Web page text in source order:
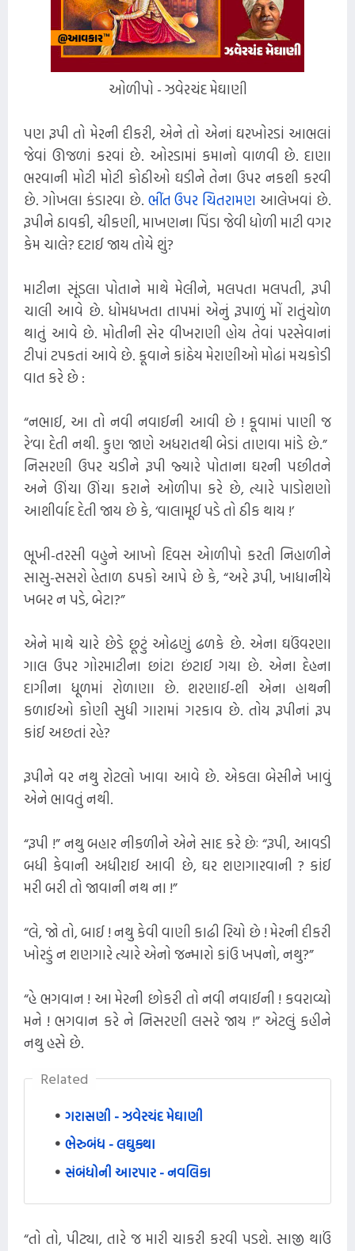
ઓળીપો - ઝવેરચંદ મેઘાણી
પણ રૂપી તો મેરની દીકરી, એને તો એનાં ઘરખોરડાં આભલાં
જેવાં ઊજળાં કરવાં છે. ઓરડામાં કમાનો વાળવી છે. દાણા
ભરવાની મોટી મોટી કોઠીઓ ઘડીને તેના ઉપર નકશી કરવી
છે. ગોખલા કંડારવા છે. ભીંત ઉપર ચિતરામણ આલેખવાં છે.
રૂપીને ઠાવકી, ચીકણી, માખણના પિંડા જેવી ધોળી માટી વગર
કેમ ચાલે? દટાઈ જાય તોયે શું?
માટીના સૂંડલા પોતાને માથે મેલીને, મલપતા મલપતી, રૂપી
ચાલી આવે છે. ધોમધખતા તાપમાં એનું રૂપાળું મોં રાતુંચોળ
થાતું આવે છે. મોતીની સેર વીખરાણી હોય તેવાં પરસેવાનાં
ટીપાં ટપકતાં આવે છે. કૂવાને કાંઠેય મેરાણીઓ મોઢાં મચકોડી
વાત કરે છે :
“નભાઈ, આ તો નવી નવાઈની આવી છે ! કૂવામાં પાણી જ
રે’વા દેતી નથી. કુણ જાણે અધરાતથી બેડાં તાણવા માંડે છે.” ​
નિસરણી ઉપર ચડીને રૂપી જ્યારે પોતાના ઘરની પછીતને
અને ઊંચા ઊંચા કરાને ઓળીપા કરે છે, ત્યારે પાડોશણો
આશીર્વાદ દેતી જાય છે કે, ‘વાલામૂઈ પડે તો ઠીક થાય !’
ભૂખી-તરસી વહુને આખો દિવસ એાળીપો કરતી નિહાળીને
સાસુ-સસરો હેતાળ ઠપકો આપે છે કે, “અરે રૂપી, ખાધાનીયે
ખબર ન પડે, બેટા?”
એને માથે ચારે છેડે છૂટું ઓઢણું ઢળકે છે. એના ઘઉંવરણા
ગાલ ઉપર ગોરમાટીના છાંટા છંટાઈ ગયા છે. એના દેહના
દાગીના ધૂળમાં રોળાણા છે. શરણાઈ-શી એના હાથની
કળાઈઓ કોણી સુધી ગારામાં ગરકાવ છે. તોય રૂપીનાં રૂપ
કાંઈ અછતાં રહે?
રૂપીને વર નથુ રોટલો ખાવા આવે છે. એકલા બેસીને ખાવું
એને ભાવતું નથી.
“રૂપી !” નથુ બહાર નીકળીને એને સાદ કરે છેઃ “રૂપી, આવડી
બધી કેવાની અધીરાઈ આવી છે, ઘર શણગારવાની ? કાંઈ
મરી બરી તો જાવાની નથ ના !”
“લે, જો તો, બાઈ ! નથુ કેવી વાણી કાઢી રિયો છે ! મેરની દીકરી
ખોરડું ન શણગારે ત્યારે એનો જન્મારો કાંઉ ખપનો, નથુ?”
“હે ભગવાન ! આ મેરની છોકરી તો નવી નવાઈની ! કવરાવ્યો
મને ! ભગવાન કરે ને નિસરણી લસરે જાય !” એટલું કહીને
નથુ હસે છે.
Related
ગરાસણી - ઝવેરચંદ મેઘાણી
ભેરુબંધ - લઘુકથા
સંબંધોની આરપાર - નવલિકા
“તો તો, પીટ્યા, તારે જ મારી ચાકરી કરવી પડશે. સાજી થાઉં